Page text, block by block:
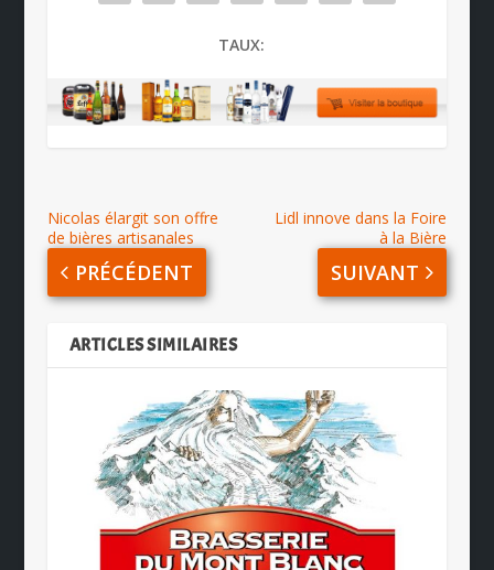
TAUX:
Nicolas élargit son offre
de bières artisanales
PRÉCÉDENT
Lidl innove dans la Foire
à la Bière
SUIVANT
ARTICLES SIMILAIRES